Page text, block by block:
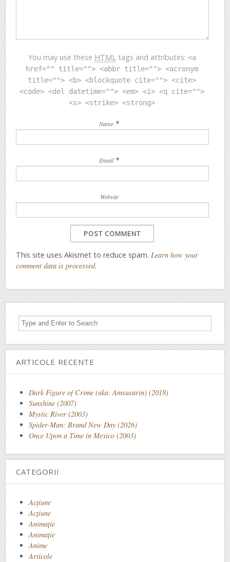
You may use these HTML tags and attributes: <a
href="" title=""> <abbr title=""> <acronym
title=""> <b> <blockquote cite=""> <cite>
<code> <del datetime=""> <em> <i> <q cite="">
<s> <strike> <strong>
Name *
Email *
Website
This site uses Akismet to reduce spam. Learn how your
comment data is processed.
ARTICOLE RECENTE
Dark Figure of Crime (aka. Amsusarin) (2018)
Sunshine (2007)
Mystic River (2003)
Spider-Man: Brand New Day (2026)
Once Upon a Time in Mexico (2003)
CATEGORII
Acţiune
Acțiune
Animaţie
Animație
Anime
Articole